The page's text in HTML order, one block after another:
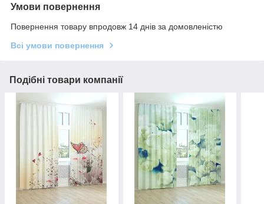
Умови повернення
Повернення товару впродовж 14 днів за домовленістю
Всі умови повернення
Подібні товари компанії